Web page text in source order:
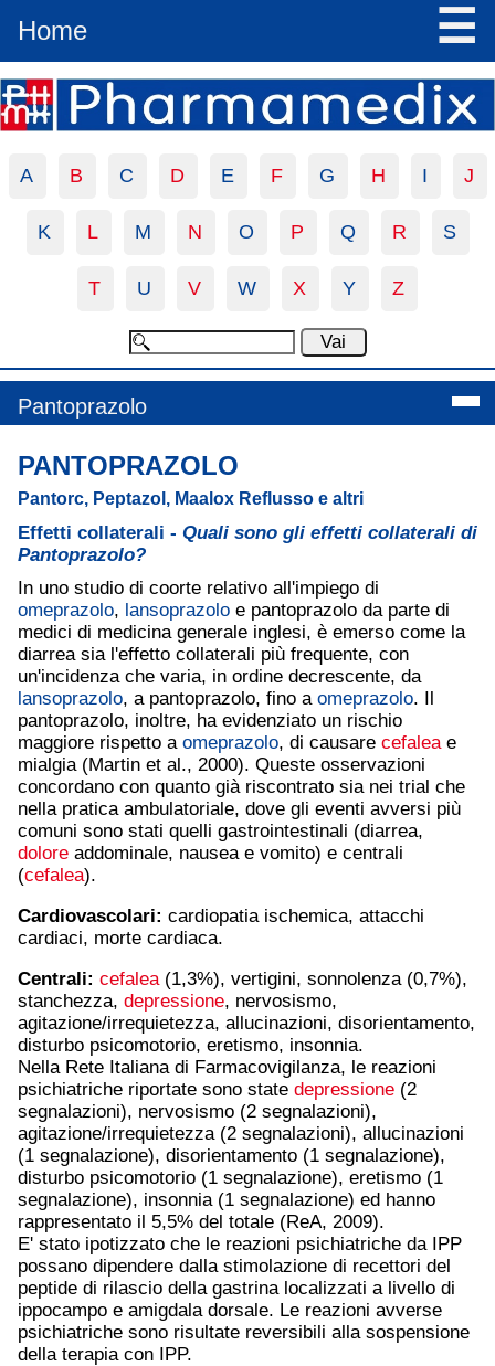
Home ☰
A B C D E F G H I J
K L M N O P Q R S
T U V W X Y Z
Pantoprazolo
PANTOPRAZOLO
Pantorc, Peptazol, Maalox Reflusso e altri
Effetti collaterali - Quali sono gli effetti collaterali di
Pantoprazolo?
In uno studio di coorte relativo all'impiego di
omeprazolo, lansoprazolo e pantoprazolo da parte di
medici di medicina generale inglesi, è emerso come la
diarrea sia l'effetto collaterali più frequente, con
un'incidenza che varia, in ordine decrescente, da
lansoprazolo, a pantoprazolo, fino a omeprazolo. Il
pantoprazolo, inoltre, ha evidenziato un rischio
maggiore rispetto a omeprazolo, di causare cefaleae
mialgia (Martin et al., 2000). Queste osservazioni
concordano con quanto già riscontrato sia nei trial che
nella pratica ambulatoriale, dove gli eventi avversi più
comuni sono stati quelli gastrointestinali (diarrea,
dolore addominale, nausea e vomito) e centrali
(cefalea).
Cardiovascolari: cardiopatia ischemica, attacchi
cardiaci, morte cardiaca.
Centrali: cefalea(1,3%), vertigini, sonnolenza (0,7%),
stanchezza, depressione, nervosismo,
agitazione/irrequietezza, allucinazioni, disorientamento,
disturbo psicomotorio, eretismo, insonnia.
Nella Rete Italiana di Farmacovigilanza, le reazioni
psichiatriche riportate sono state depressione (2
segnalazioni), nervosismo (2 segnalazioni),
agitazione/irrequietezza (2 segnalazioni), allucinazioni
(1 segnalazione), disorientamento (1 segnalazione),
disturbo psicomotorio (1 segnalazione), eretismo (1
segnalazione), insonnia (1 segnalazione) ed hanno
rappresentato il 5,5% del totale (ReA, 2009).
E' stato ipotizzato che le reazioni psichiatriche da IPP
possano dipendere dalla stimolazione di recettori del
peptide di rilascio della gastrina localizzati a livello di
ippocampo e amigdala dorsale. Le reazioni avverse
psichiatriche sono risultate reversibili alla sospensione
della terapia con IPP.